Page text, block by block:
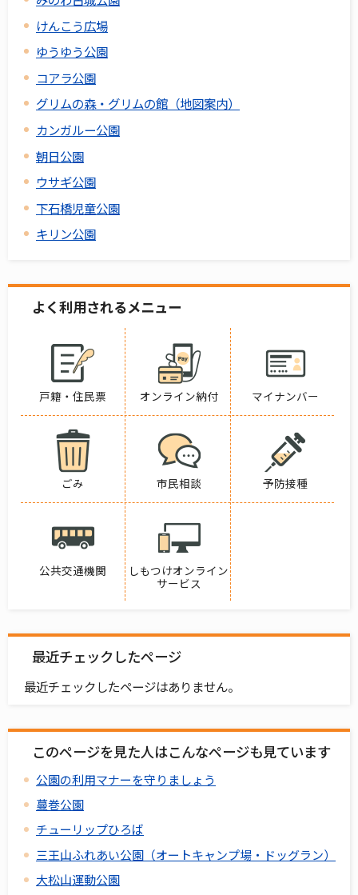
けんこう広場
ゆうゆう公園
コアラ公園
グリムの森・グリムの館（地図案内）
カンガルー公園
朝日公園
ウサギ公園
下石橋児童公園
キリン公園
よく利用されるメニュー
戸籍・住民票 オンライン納付 マイナンバー
ごみ 市民相談 予防接種
公共交通機関
しもつけオンライン
サービス
最近チェックしたページ
最近チェックしたページはありません。
このページを見た人はこんなページも見ています
公園の利用マナーを守りましょう
蔓巻公園
チューリップひろば
三王山ふれあい公園（オートキャンプ場・ドッグラン）
大松山運動公園